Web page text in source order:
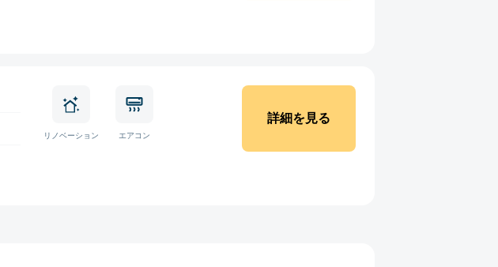
リノベーション エアコン
詳細を見る